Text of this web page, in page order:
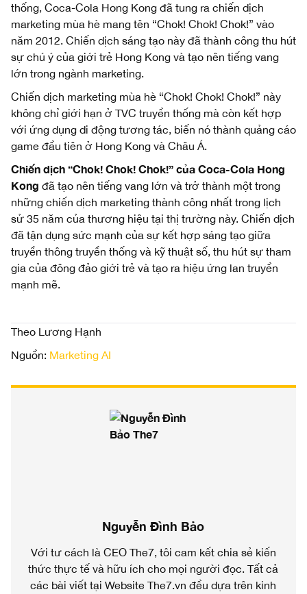
thống, Coca-Cola Hong Kong đã tung ra chiến dịch
marketing mùa hè mang tên “Chok! Chok! Chok!” vào
năm 2012. Chiến dịch sáng tạo này đã thành công thu hút
sự chú ý của giới trẻ Hong Kong và tạo nên tiếng vang
lớn trong ngành marketing.
Chiến dịch marketing mùa hè “Chok! Chok! Chok!” này
không chỉ giới hạn ở TVC truyền thống mà còn kết hợp
với ứng dụng di động tương tác, biến nó thành quảng cáo
game đầu tiên ở Hong Kong và Châu Á.
Chiến dịch “Chok! Chok! Chok!” của Coca-Cola Hong
Kong đã tạo nên tiếng vang lớn và trở thành một trong
những chiến dịch marketing thành công nhất trong lịch
sử 35 năm của thương hiệu tại thị trường này. Chiến dịch
đã tận dụng sức mạnh của sự kết hợp sáng tạo giữa
truyền thông truyền thống và kỹ thuật số, thu hút sự tham
gia của đông đảo giới trẻ và tạo ra hiệu ứng lan truyền
mạnh mẽ.
Theo Lương Hạnh
Nguồn: Marketing AI
Nguyễn Đình Bảo
Với tư cách là CEO The7, tôi cam kết chia sẻ kiến
thức thực tế và hữu ích cho mọi người đọc. Tất cả
các bài viết tại Website The7.vn đều dựa trên kinh